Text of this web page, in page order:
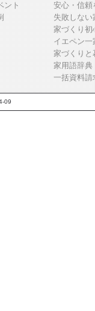
ント
安心・信頼
失敗しない
家づくり初
イエペン一
家づくりと
家用語辞典
一括資料請
09